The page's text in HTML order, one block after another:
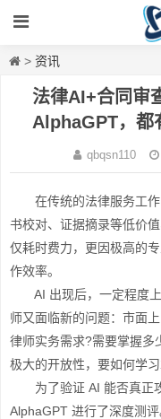
> 资讯
法律AI+合同审
AlphaGPT，都
qbqsn110
在传统的法律服务工作
书校对、证据摘录等低价
仅耗时费力，更因极高的
作效率。
AI 出现后，一定程度上
师又面临新的问题：市面
律师实务需求?需要掌握多
极大的开放性，要如何学
为了验证 AI 能否真正攻
AlphaGPT 进行了深度测